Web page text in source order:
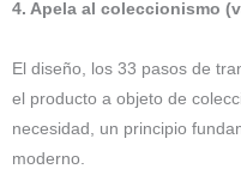
4. Apela al coleccionismo
El diseño, los 33 pasos de
el producto a objeto de
necesidad, un principio
moderno.